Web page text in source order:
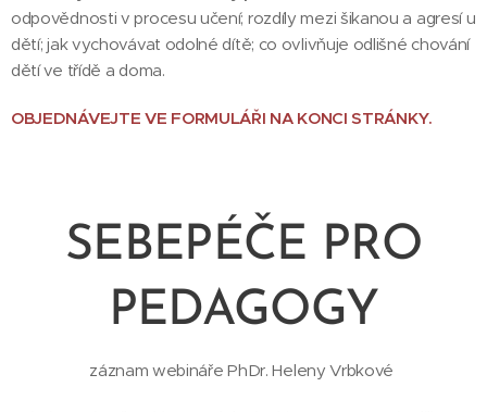
odpovědnosti v procesu učení; rozdíly mezi šikanou a agresí u
dětí; jak vychovávat odolné dítě; co ovlivňuje odlišné chování
dětí ve třídě a doma.
OBJEDNÁVEJTE VE FORMULÁŘI NA KONCI STRÁNKY.
SEBEPÉČE PRO
PEDAGOGY
záznam webináře PhDr. Heleny Vrbkové